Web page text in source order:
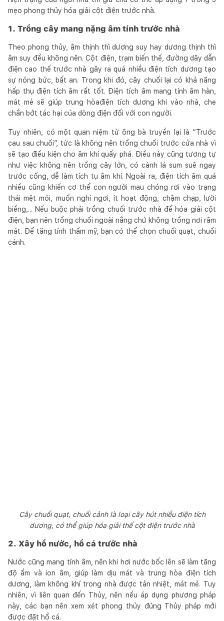
mẹo phong thủy hóa giải cột điện trước nhà.
1. Trồng cây mang nặng âm tính trước nhà
Theo phong thủy, âm thịnh thì dương suy hay dương thịnh thì
âm suy đều không nên. Cột điện, trạm biến thế, đường dây dẫn
điện cao thế trước nhà gây ra quá nhiều điện tích dương tạo
sự nóng bức, bất an. Trong khi đó, cây chuối lại có khả năng
hấp thụ điện tích âm rất tốt. Điện tích âm mang tính âm hàn,
mát mẻ sẽ giúp trung hòađiện tích dương khi vào nhà, che
chắn bớt tác hại của dòng điện đối với con người.
Tuy nhiên, có một quan niệm từ ông bà truyền lại là “Trước
cau sau chuối”, tức là không nên trồng chuối trước cửa nhà vì
sẽ tạo điều kiện cho âm khí quấy phá. Điều này cũng tương tự
như việc không nên trồng cây lớn, có cành lá sum suê ngay
trước cổng, dễ làm tích tụ âm khí. Ngoài ra, điện tích âm quá
nhiều cũng khiến cơ thể con người mau chóng rơi vào trạng
thái mệt mỏi, muốn nghỉ ngơi, ít hoạt động, chậm chạp, lười
biếng,... Nếu buộc phải trồng chuối trước nhà để hóa giải cột
điện, bạn nên trồng chuối ngoài nắng chứ không trồng nơi râm
mát. Để tăng tính thẩm mỹ, bạn có thể chọn chuối quạt, chuối
cảnh.
Cây chuối quạt, chuối cảnh là loại cây hút nhiều điện tích
dương, có thể giúp hóa giải thế cột điện trước nhà
2. Xây hồ nước, hồ cá trước nhà
Nước cũng mang tính âm, nên khi hơi nước bốc lên sẽ làm tăng
độ ẩm và ion âm, giúp làm dịu mát và trung hòa điện tích
dương, làm không khí trong nhà được tản nhiệt, mát mẻ. Tuy
nhiên, vì liên quan đến Thủy, nên nếu áp dụng phương pháp
này, các bạn nên xem xét phong thủy đúng Thủy pháp mới
được đặt hồ cá.